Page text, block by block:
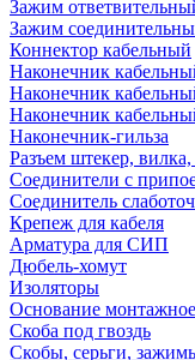
Зажим
Зажим
Коннектор кабельный
Наконечник
Наконечник
Наконечник
Наконечник-гильза
Разъем штекер,
Соединители с
Соединитель
Крепеж для кабеля
Арматура для СИП
Дюбель-хомут
Изоляторы
Основание
Скоба под гвоздь
Скобы, серьги,